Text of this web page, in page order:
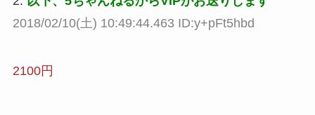
2018/02/10(土) 10:49:44.463 ID:y+pFt5hbd
2100円